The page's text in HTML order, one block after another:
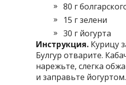
80 г
15 г зелени
30 г йогурта
Инструкция. Курицу
Булгур отварите.
нарежьте, слегка
и заправьте йогуртом.